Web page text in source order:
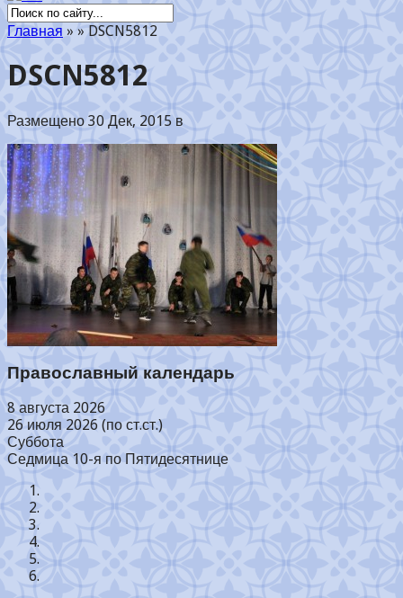
Главная » » DSCN5812
DSCN5812
Размещено 30 Дек, 2015 в
Православный календарь
8 августа 2026
26 июля 2026 (по ст.ст.)
Суббота
Седмица 10-я по Пятидесятнице